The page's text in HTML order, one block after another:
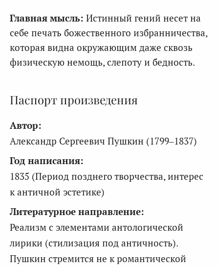
Главная мысль: Истинный гений несет на
себе печать божественного избранничества,
которая видна окружающим даже сквозь
физическую немощь, слепоту и бедность.
Паспорт произведения
Автор:
Александр Сергеевич Пушкин (1799–1837)
Год написания:
1835 (Период позднего творчества, интерес
к античной эстетике)
Литературное направление:
Реализм с элементами антологической
лирики (стилизация под античность).
Пушкин стремится не к романтической